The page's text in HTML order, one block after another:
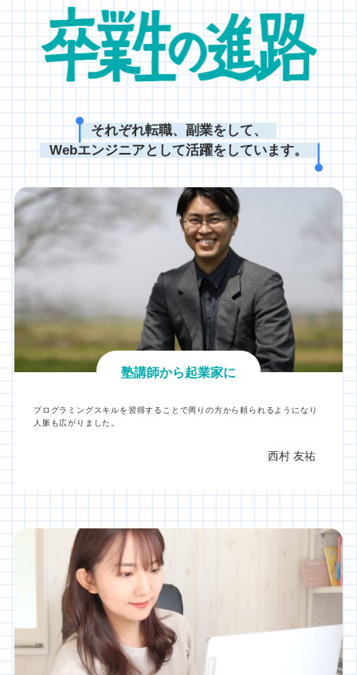
それぞれ転職、副業をして、
Webエンジニアとして活躍をしています。
塾講師から起業家に
プログラミングスキルを習得することで周りの方から頼られるようになり
人脈も広がりました。
西村 友祐